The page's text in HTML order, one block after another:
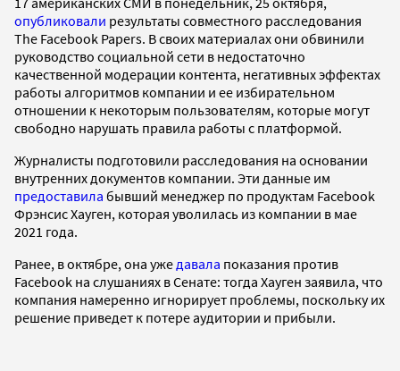
опубликовали результаты совместного расследования
The Facebook Papers. В своих материалах они обвинили
руководство социальной сети в недостаточно
качественной модерации контента, негативных эффектах
работы алгоритмов компании и ее избирательном
отношении к некоторым пользователям, которые могут
свободно нарушать правила работы с платформой.
Журналисты подготовили расследования на основании
внутренних документов компании. Эти данные им
предоставила бывший менеджер по продуктам Facebook
Фрэнсис Хауген, которая уволилась из компании в мае
2021 года.
Ранее, в октябре, она уже давала показания против
Facebook на слушаниях в Сенате: тогда Хауген заявила, что
компания намеренно игнорирует проблемы, поскольку их
решение приведет к потере аудитории и прибыли.